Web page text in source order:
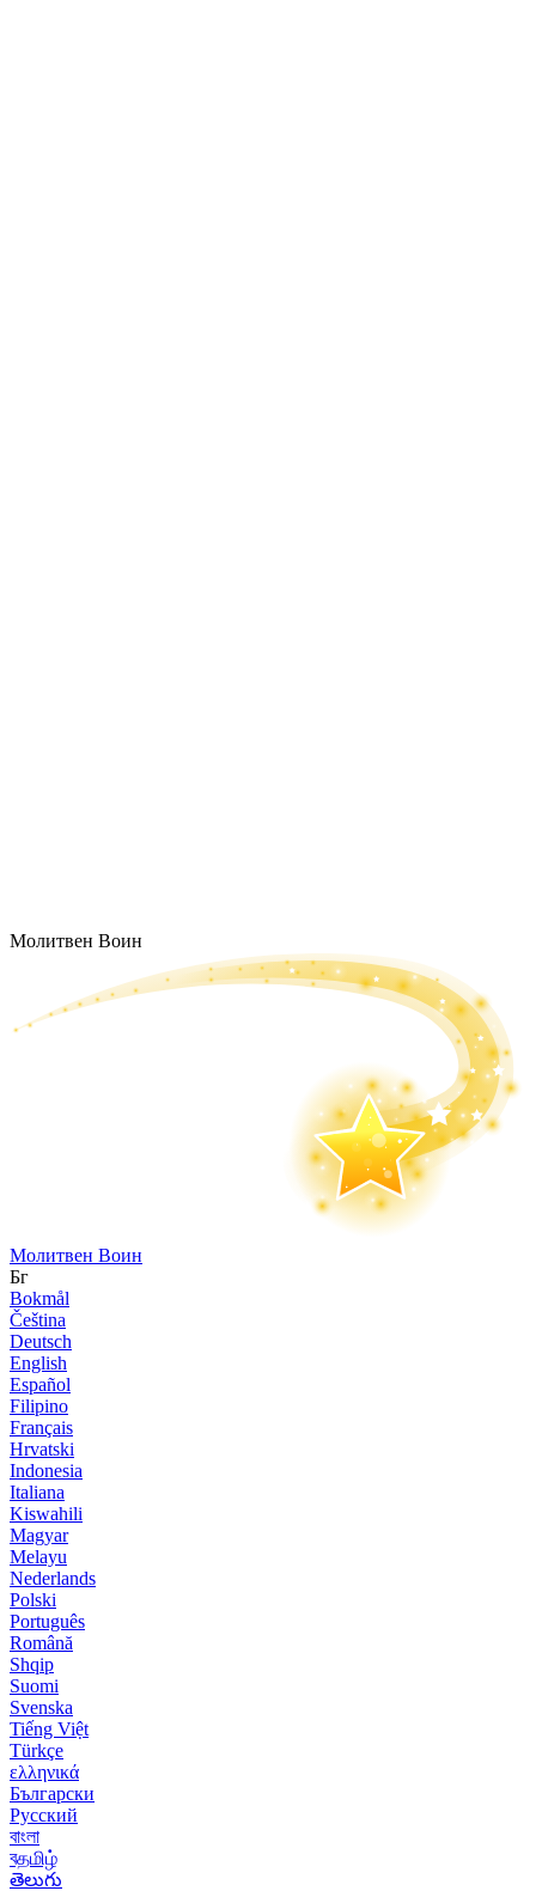
Молитвен Воин
Молитвен Воин
Бг
Bokmål
Čeština
Deutsch
English
Español
Filipino
Français
Hrvatski
Indonesia
Italiana
Kiswahili
Magyar
Melayu
Nederlands
Polski
Português
Română
Shqip
Suomi
Svenska
Tiếng Việt
Türkçe
ελληνικά
Български
Русский
বাংলা
বதமிழ்
తెలుగు